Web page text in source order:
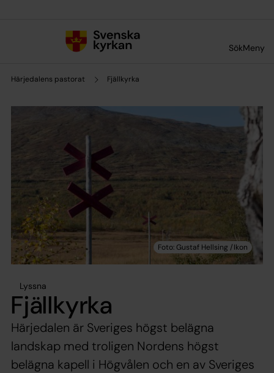
SökMeny
Härjedalens pastorat Fjällkyrka
Lyssna
Fjällkyrka
Härjedalen är Sveriges högst belägna
landskap med troligen Nordens högst
belägna kapell i Högvålen och en av Sveriges